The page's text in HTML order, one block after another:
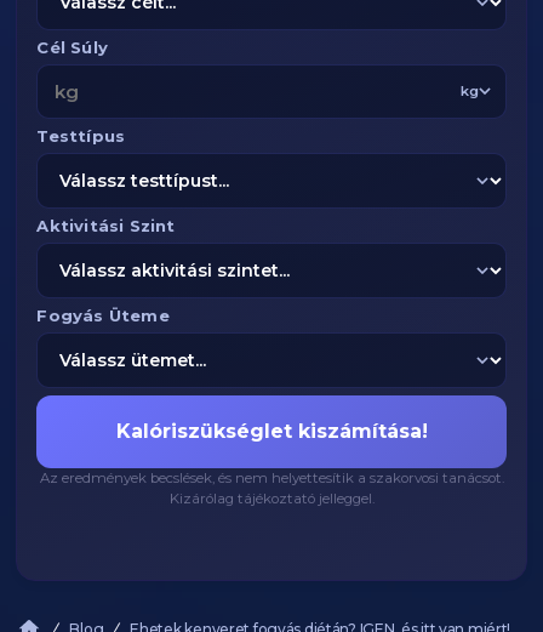
Cél Súly
kg
Testtípus
Aktivitási Szint
Fogyás Üteme
Kalóriszükséglet kiszámítása!
Az eredmények becslések, és nem helyettesítik a szakorvosi tanácsot.
Kizárólag tájékoztató jelleggel.